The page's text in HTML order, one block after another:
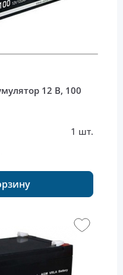
12 В, 100
1 шт.